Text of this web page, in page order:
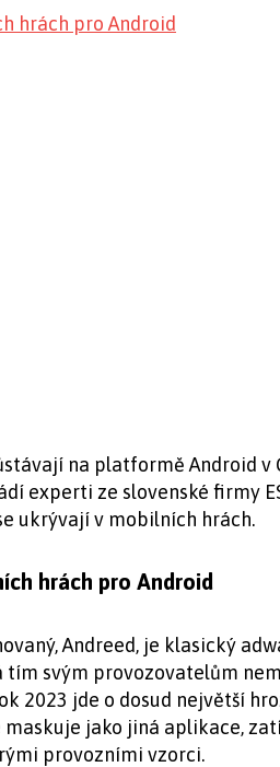
hrách pro Android
na platformě Android v
experti ze slovenské firmy
ukrývají v mobilních hrách.
hrách pro Android
Andreed, je klasický
tím svým provozovatelům
2023 jde o dosud největší
maskuje jako jiná aplikace,
provozními vzorci.